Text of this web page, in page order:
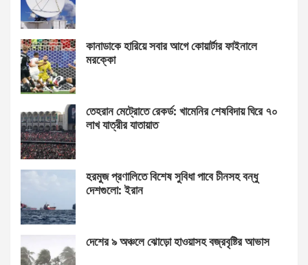
কানাডাকে হারিয়ে সবার আগে কোয়ার্টার ফাইনালে
মরক্কো
তেহরান মেট্রোতে রেকর্ড: খামেনির শেষবিদায় ঘিরে ৭০
লাখ যাত্রীর যাতায়াত
হরমুজ প্রণালিতে বিশেষ সুবিধা পাবে চীনসহ বন্ধু
দেশগুলো: ইরান
দেশের ৯ অঞ্চলে ঝোড়ো হাওয়াসহ বজ্রবৃষ্টির আভাস